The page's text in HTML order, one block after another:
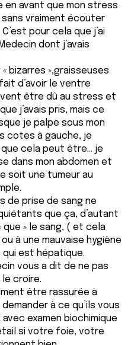
en avant que mon stress
vraiment écouter
pour cela que j’ai
dont j’avais
bizarres »,graisseuses
d’avoir le ventre
être dû au stress et
j’avais pris, mais ce
je palpe sous mon
cotes à gauche, je
cela peut être... je
dans mon abdomen et
soit une tumeur au
de prise de sang ne
que ça, d’autant
» le sang, ( et cela
à une mauvaise hygiène
est hépatique.
vous a dit de ne pas
croire.
être rassurée à
à ce qu’ils vous
examen biochimique
si votre foie, votre